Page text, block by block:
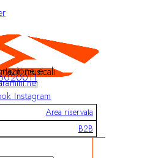
di strumenti musicali
Instagram
Area riservata
B2B